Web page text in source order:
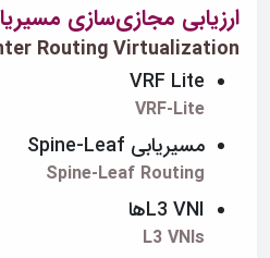
ارزیابی مجازی‌سازی
Routing Virtualization
VRF Lite
VRF-Lite
مسیریابی Spine-Leaf
Spine-Leaf Routing
L3 VNIها
L3 VNIs